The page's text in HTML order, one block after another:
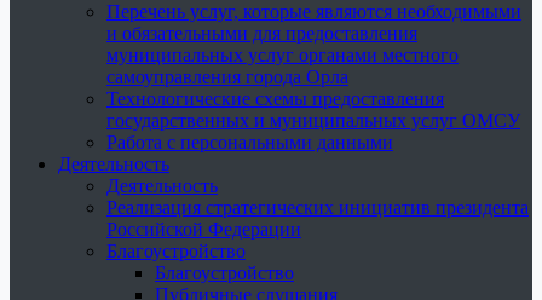
Перечень услуг, которые являются необходимыми
и обязательными для предоставления
муниципальных услуг органами местного
самоуправления города Орла
Технологические схемы предоставления
государственных и муниципальных услуг ОМСУ
Работа с персональными данными
Деятельность
Деятельность
Реализация стратегических инициатив президента
Российской Федерации
Благоустройство
Благоустройство
Публичные слушания